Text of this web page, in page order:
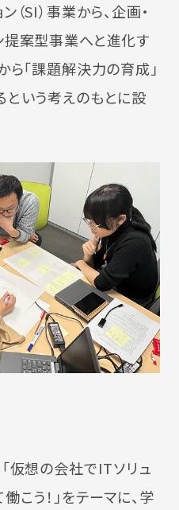
（SI）事業から、企画・
提案型事業へと進化す
ら「課題解決力の育成」
という考えのもとに設
仮想の会社でITソリュ
こう！」をテーマに、学